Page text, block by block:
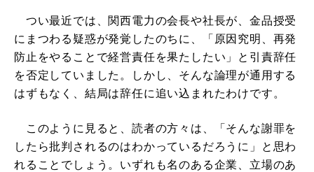
つい最近では、関西電力の会長や社長が、金品授受
にまつわる疑惑が発覚したのちに、「原因究明、再発
防止をやることで経営責任を果たしたい」と引責辞任
を否定していました。しかし、そんな論理が通用する
はずもなく、結局は辞任に追い込まれたわけです。
このように見ると、読者の方々は、「そんな謝罪を
したら批判されるのはわかっているだろうに」と思わ
れることでしょう。いずれも名のある企業、立場のあ